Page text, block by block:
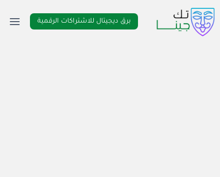
التجاوز
إلى
المحتوى
برق ديجيتال للاشتراكات الرقمية